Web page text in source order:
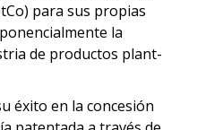
para sus propias
la
de productos plant-
éxito en la concesión